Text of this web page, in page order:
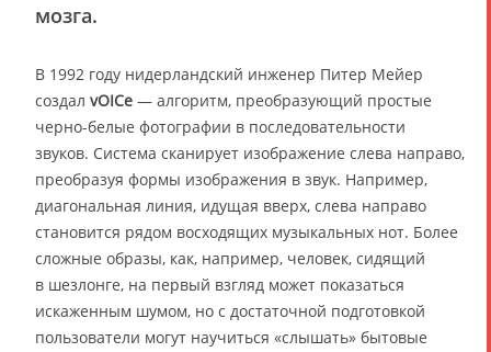
мозга.
В 1992 году нидерландский инженер Питер Мейер
создал vOICe — алгоритм, преобразующий простые
черно-белые фотографии в последовательности
звуков. Система сканирует изображение слева направо,
преобразуя формы изображения в звук. Например,
диагональная линия, идущая вверх, слева направо
становится рядом восходящих музыкальных нот. Более
сложные образы, как, например, человек, сидящий
в шезлонге, на первый взгляд может показаться
искаженным шумом, но с достаточной подготовкой
пользователи могут научиться «слышать» бытовые